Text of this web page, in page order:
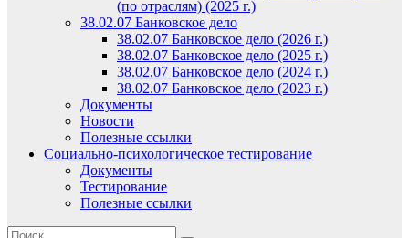
(по отраслям) (2025 г.)
38.02.07 Банковское дело
38.02.07 Банковское дело (2026 г.)
38.02.07 Банковское дело (2025 г.)
38.02.07 Банковское дело (2024 г.)
38.02.07 Банковское дело (2023 г.)
Документы
Новости
Полезные ссылки
Социально-психологическое тестирование
Документы
Тестирование
Полезные ссылки